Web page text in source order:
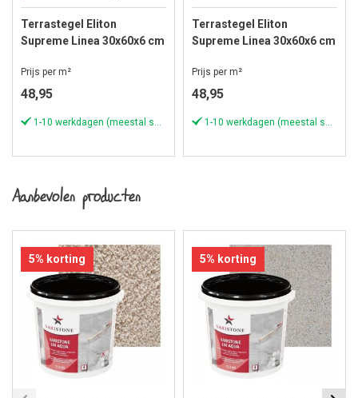
Terrastegel Eliton
Supreme Linea 30x60x6 cm
Prijs per m²
48,95
Terrastegel Eliton
Supreme Linea 30x60x6 cm
Prijs per m²
48,95
Aanbevolen producten
5% korting 5% korting